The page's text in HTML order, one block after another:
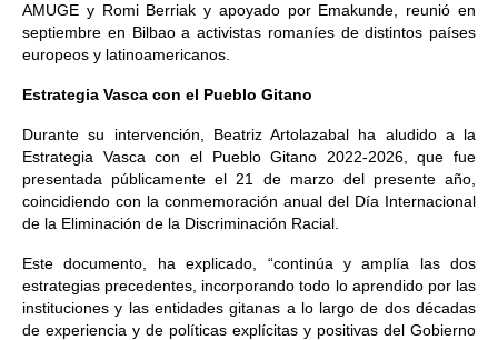
AMUGE y Romi Berriak y apoyado por Emakunde, reunió en
septiembre en Bilbao a activistas romaníes de distintos países
europeos y latinoamericanos.
Estrategia Vasca con el Pueblo Gitano
Durante su intervención, Beatriz Artolazabal ha aludido a la
Estrategia Vasca con el Pueblo Gitano 2022-2026, que fue
presentada públicamente el 21 de marzo del presente año,
coincidiendo con la conmemoración anual del Día Internacional
de la Eliminación de la Discriminación Racial.
Este documento, ha explicado, “continúa y amplía las dos
estrategias precedentes, incorporando todo lo aprendido por las
instituciones y las entidades gitanas a lo largo de dos décadas
de experiencia y de políticas explícitas y positivas del Gobierno